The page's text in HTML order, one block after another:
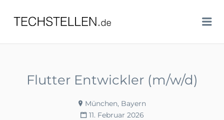
TECHSTELLEN.DE
Flutter Entwickler (m/w/d)
München, Bayern
11. Februar 2026